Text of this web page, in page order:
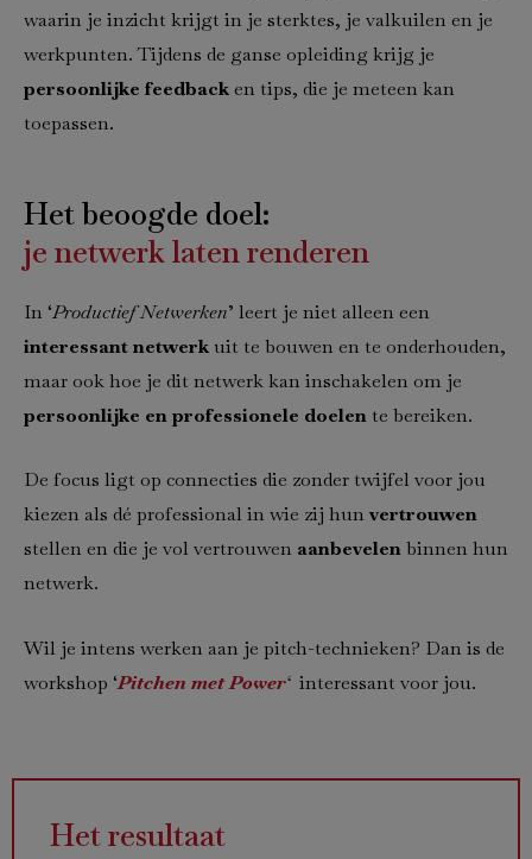
waarin je inzicht krijgt in je sterktes, je valkuilen en je
werkpunten. Tijdens de ganse opleiding krijg je
persoonlijke feedbacken tips, die je meteen kan
toepassen.
Het beoogde doel:
je netwerk laten renderen
In ‘Productief Netwerken’ leert je niet alleen een
interessant netwerkuit te bouwen en te onderhouden,
maar ook hoe je dit netwerk kan inschakelen om je
persoonlijke en professionele doelen te bereiken.
De focus ligt op connecties die zonder twijfel voor jou
kiezen als dé professional in wie zij hun vertrouwen
stellen en die je vol vertrouwen aanbevelenbinnen hun
netwerk.
Wil je intens werken aan je pitch-technieken? Dan is de
workshop ‘Pitchen met Power‘interessant voor jou.
Het resultaat